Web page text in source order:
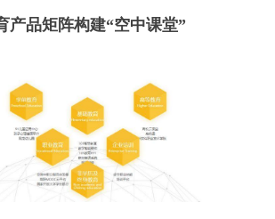
产品矩阵构建“空中课堂”